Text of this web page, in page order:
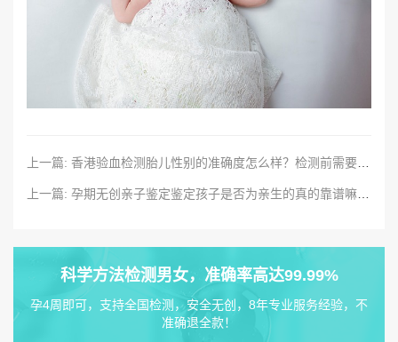
科学方法检测男女，准确率高达99.99%
孕4周即可，支持全国检测，安全无创，8年专业服务经验，不
准确退全款！